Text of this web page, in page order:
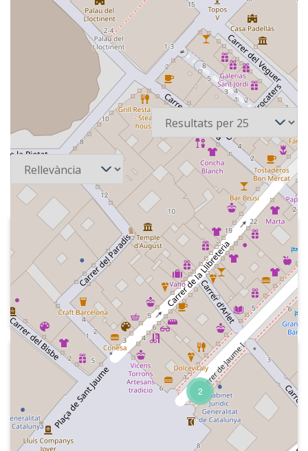
2
Per pàgina
Ordena
2016-02-16
Radio Nacional de España - Gente
despierta
Presentació i entrevista al locutor de
ràdio i actor de doblatge Rafael Taibo.
2015-02-12
Radio Nacional de España - Gente
despierta
Invitació a la participació. El Dia Mundial
de la Ràdio (13 de febrer). Dades sobre
la ràdio i apunts històrics i entrevista a